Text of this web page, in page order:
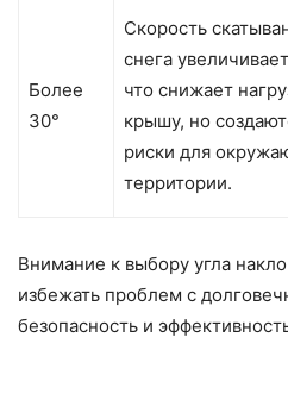
Более
30°
Скорость
снега
что снижает
крышу, но
риски для
территории.
Внимание к выбору угла
избежать проблем с
безопасность и